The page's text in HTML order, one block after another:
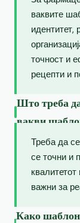
ваквите
идентитет,
точност и
рецепти и
Што треба
вакви
Треба да
се точни и
важни за
Како